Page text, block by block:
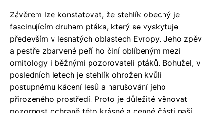
Závěrem lze konstatovat, že stehlík obecný je
fascinujícím druhem ptáka, který se vyskytuje
především v lesnatých oblastech Evropy. Jeho zpěv
a pestře zbarvené peří ho činí oblíbeným mezi
ornitology i běžnými pozorovateli ptáků. Bohužel, v
posledních letech je stehlík ohrožen kvůli
postupnému kácení lesů a narušování jeho
přirozeného prostředí. Proto je důležité věnovat
pozornost ochraně této krásné a cenné části naší